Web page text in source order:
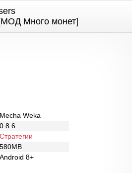
Много монет]
Mecha Weka
0.8.6
Стратегии
580MB
Android 8+